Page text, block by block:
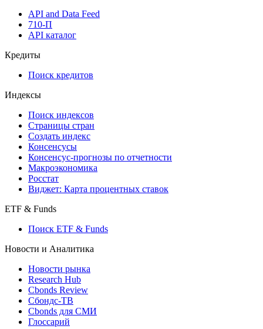
API and Data Feed
710-П
API каталог
Кредиты
Поиск кредитов
Индексы
Поиск индексов
Страницы стран
Создать индекс
Консенсусы
Консенсус-прогнозы по отчетности
Макроэкономика
Росстат
Виджет: Карта процентных ставок
ETF & Funds
Поиск ETF & Funds
Новости и Аналитика
Новости рынка
Research Hub
Cbonds Review
Сбондс-ТВ
Cbonds для СМИ
Глоссарий